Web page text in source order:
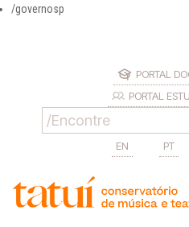
/governosp
PORTAL
PORTAL
EN PT